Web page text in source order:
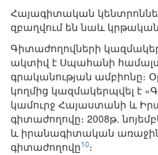
Հայագիտական
զբաղվում են նաև կրթական
Գիտաժողովների
ակտիվ է Սպահանի
գրականության ամբիոնը։
կողմից կազմակերպվել է
կամուրջ Հայաստանի և
գիտաժողովը։ 2008թ.
և իրանագիտական
գիտաժողովը10։